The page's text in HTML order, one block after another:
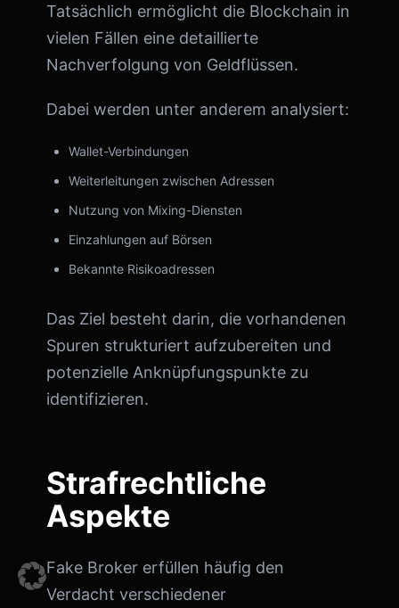
Tatsächlich ermöglicht die Blockchain in
vielen Fällen eine detaillierte
Nachverfolgung von Geldflüssen.
Dabei werden unter anderem analysiert:
Wallet-Verbindungen
Weiterleitungen zwischen Adressen
Nutzung von Mixing-Diensten
Einzahlungen auf Börsen
Bekannte Risikoadressen
Das Ziel besteht darin, die vorhandenen
Spuren strukturiert aufzubereiten und
potenzielle Anknüpfungspunkte zu
identifizieren.
Strafrechtliche
Aspekte
Fake Broker erfüllen häufig den
Verdacht verschiedener